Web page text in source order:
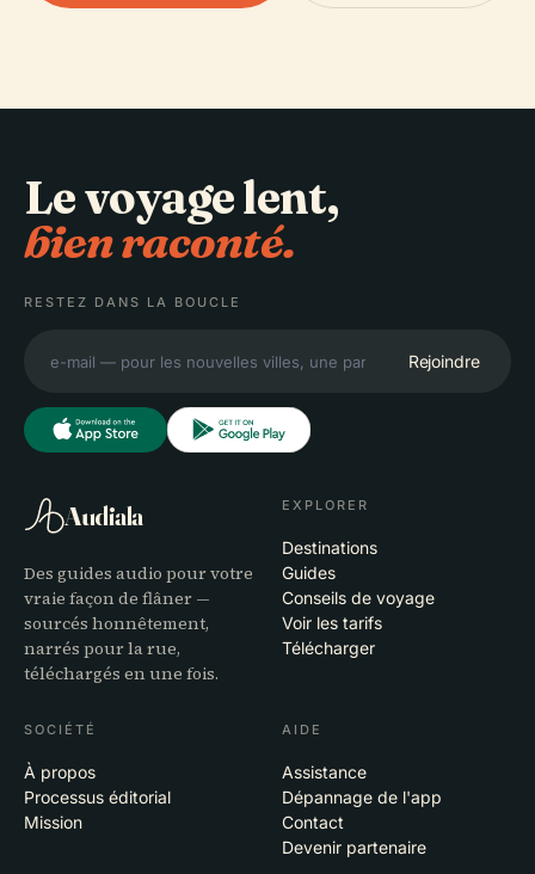
Le voyage lent,
bien raconté.
RESTEZ DANS LA BOUCLE
Rejoindre
Audiala
Des guides audio pour votre
vraie façon de flâner —
sourcés honnêtement,
narrés pour la rue,
téléchargés en une fois.
EXPLORER
Destinations
Guides
Conseils de voyage
Voir les tarifs
Télécharger
SOCIÉTÉ
À propos
Processus éditorial
Mission
AIDE
Assistance
Dépannage de l'app
Contact
Devenir partenaire